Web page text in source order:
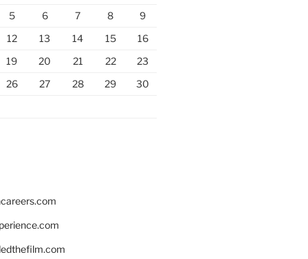
5 6 7 8
9
12 13 14 15
16
19 20 21 22
23
26 27 28 29
30